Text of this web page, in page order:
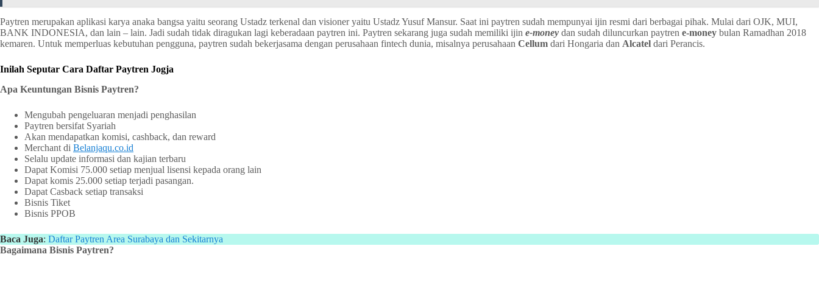
Paytren merupakan aplikasi karya anaka bangsa yaitu seorang Ustadz terkenal dan visioner yaitu Ustadz Yusuf Mansur. Saat ini paytren sudah mempunyai ijin resmi dari berbagai pihak. Mulai dari OJK, MUI,
BANK INDONESIA, dan lain – lain. Jadi sudah tidak diragukan lagi keberadaan paytren ini. Paytren sekarang juga sudah memiliki ijin e-money dan sudah diluncurkan paytren e-money bulan Ramadhan 2018
kemaren. Untuk memperluas kebutuhan pengguna, paytren sudah bekerjasama dengan perusahaan fintech dunia, misalnya perusahaan Cellum dari Hongaria dan Alcatel dari Perancis.
Inilah Seputar Cara Daftar Paytren Jogja
Apa Keuntungan Bisnis Paytren?
Mengubah pengeluaran menjadi penghasilan
Paytren bersifat Syariah
Akan mendapatkan komisi, cashback, dan reward
Merchant di Belanjaqu.co.id
Selalu update informasi dan kajian terbaru
Dapat Komisi 75.000 setiap menjual lisensi kepada orang lain
Dapat komis 25.000 setiap terjadi pasangan.
Dapat Casback setiap transaksi
Bisnis Tiket
Bisnis PPOB
Baca Juga: Daftar Paytren Area Surabaya dan Sekitarnya
Bagaimana Bisnis Paytren?